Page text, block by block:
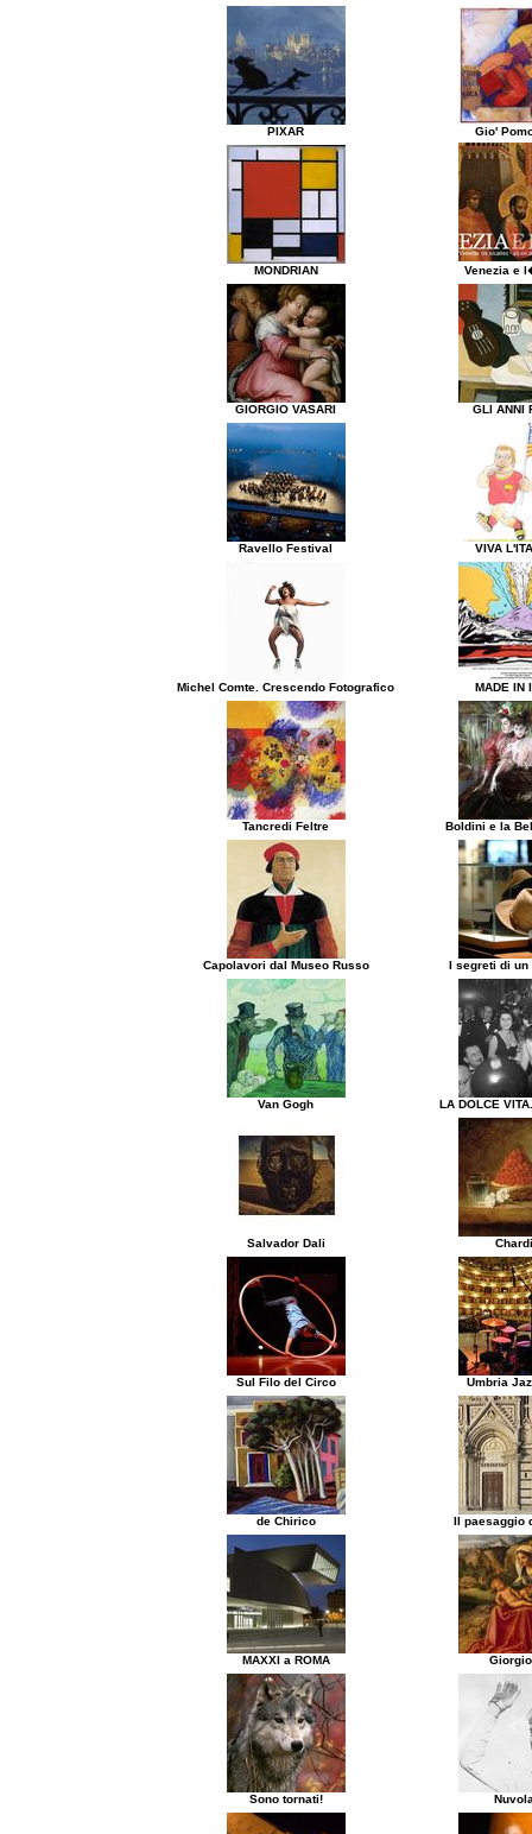
PIXAR Gio'
MONDRIAN Venezia e
GIORGIO VASARI GLI ANNI
Ravello Festival VIVA
Michel Comte. Crescendo Fotografico MADE IN
Tancredi Feltre Boldini e la
Capolavori dal Museo Russo I segreti di un
Van Gogh LA DOLCE
Salvador Dali
Sul Filo del Circo Umbria
de Chirico Il paesaggio
MAXXI a ROMA
Sono tornati!